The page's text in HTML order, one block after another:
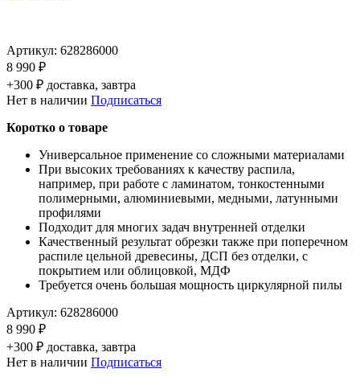
Артикул: 628286000
8 990 ₽
+300 ₽ доставка, завтра
Нет в наличии Подписаться
Коротко о товаре
Универсальное применение со сложными материалами
При высоких требованиях к качеству распила,
например, при работе с ламинатом, тонкостенными
полимерными, алюминиевыми, медными, латунными
профилями
Подходит для многих задач внутренней отделки
Качественный результат обрезки также при поперечном
распиле цельной древесины, ДСП без отделки, с
покрытием или облицовкой, МДФ
Требуется очень большая мощность циркулярной пилы
Артикул: 628286000
8 990 ₽
+300 ₽ доставка, завтра
Нет в наличии Подписаться